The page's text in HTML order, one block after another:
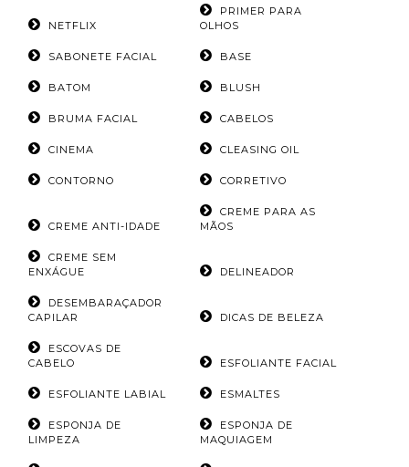
NETFLIX
PRIMER PARA
OLHOS
SABONETE FACIAL BASE
BATOM BLUSH
BRUMA FACIAL CABELOS
CINEMA CLEASING OIL
CONTORNO CORRETIVO
CREME ANTI-IDADE
CREME PARA AS
MÃOS
CREME SEM
ENXÁGUE
DELINEADOR
DESEMBARAÇADOR
CAPILAR
DICAS DE BELEZA
ESCOVAS DE
CABELO
ESFOLIANTE FACIAL
ESFOLIANTE LABIAL ESMALTES
ESPONJA DE
LIMPEZA
ESPONJA DE
MAQUIAGEM